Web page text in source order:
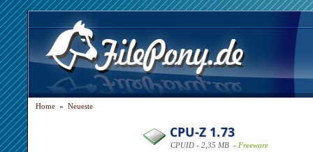
Home » Neueste
CPU-Z 1.73
CPUID - 2,35 MB - Freeware